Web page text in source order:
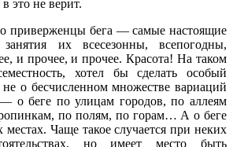
это не верит.
приверженцы бега — самые настоящие
их всесезонны, всепогодны,
и прочее, и прочее. Красота! На таком
хотел бы сделать особый
о бесчисленном множестве вариаций
— о беге по улицам городов, по аллеям
по полям, по горам… А о беге
Чаще такое случается при неких
но имеет место быть